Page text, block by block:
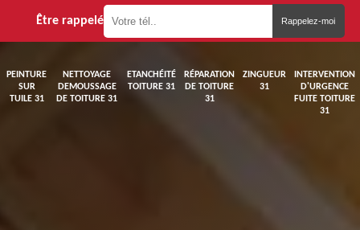
Être rappelé
PEINTURE
SUR
TUILE 31
NETTOYAGE
DEMOUSSAGE
DE TOITURE 31
ETANCHÉITÉ
TOITURE 31
RÉPARATION
DE TOITURE
31
ZINGUEUR
31
INTERVENTION
D'URGENCE
FUITE TOITURE
31